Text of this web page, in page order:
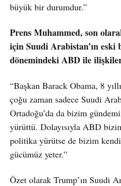
büyük bir durumdur.”
Prens Muhammed, son
için Suudi Arabistan’ın eski
dönemindeki ABD ile
“Başkan Barack Obama, 8
çoğu zaman sadece Suudi
Ortadoğu’da da bizim
yürüttü. Dolayısıyla ABD
politika yürütse de bizim kendi
gücümüz yeter.”
Özet olarak Trump’ın Suudi